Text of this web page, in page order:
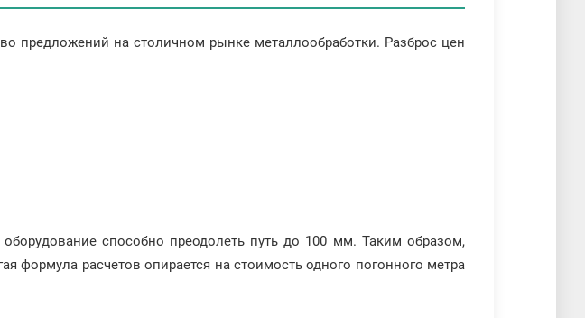
предложений на столичном рынке металлообработки. Разброс цен
способно преодолеть путь до 100 мм. Таким образом,
формула расчетов опирается на стоимость одного погонного метра